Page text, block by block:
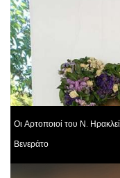
Οι Αρτοποιοί του Ν.
Βενεράτο